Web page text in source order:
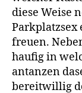
diese Weise
Parkplatzsex
freuen.
haufig in
antanzen
bereitwillig